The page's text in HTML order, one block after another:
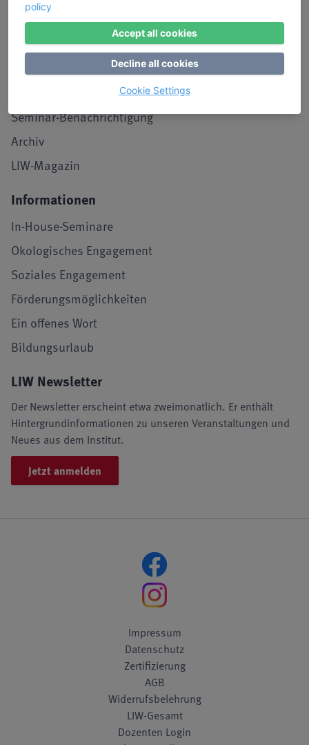
Service
Kontakt, Lob und Kritik
Stimmen von Teilnehmenden
Seminar-Benachrichtigung
Archiv
LIW-Magazin
Informationen
In-House-Seminare
Ökologisches Engagement
Soziales Engagement
Förderungsmöglichkeiten
Ein offenes Wort
Bildungsurlaub
LIW Newsletter
Der Newsletter erscheint etwa zweimonatlich. Er enthält
Hintergrundinformationen zu unseren Veranstaltungen und
Neues aus dem Institut.
Jetzt anmelden
Impressum
Datenschutz
Zertifizierung
AGB
Widerrufsbelehrung
LIW-Gesamt
Dozenten Login
policy
Accept all cookies
Decline all cookies
Cookie Settings